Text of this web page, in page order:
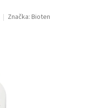
Značka: Bioten